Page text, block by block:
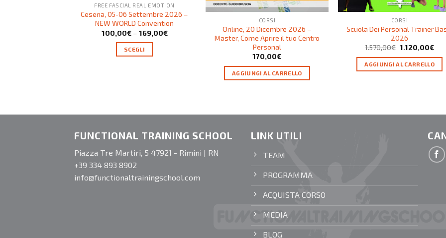
FREE FASCIAL REAL EMOTION
Cesena, 05-06 Settembre 2026 –
NEW WORLD Convention
100,00€– 169,00€
SCEGLI
CORSI
Online, 20 Dicembre 2026 –
Master, Come Aprire il tuo Centro
Personal
170,00€
AGGIUNGI AL CARRELLO
CORSI
Scuola Dei Personal Trainer
2026
1.570,00€ 1.120,00€
AGGIUNGI AL CARRELLO
FUNCTIONAL TRAINING SCHOOL
Piazza Tre Martiri, 5 47921 - Rimini | RN
+39 334 893 8902
info@functionaltrainingschool.com
LINK UTILI
TEAM
PROGRAMMA
ACQUISTA CORSO
MEDIA
BLOG